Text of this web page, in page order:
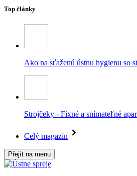
Top články
Ako na sťaženú ústnu hygienu so
Strojčeky - Fixné a snímateľné
Celý magazín
Přejít na menu